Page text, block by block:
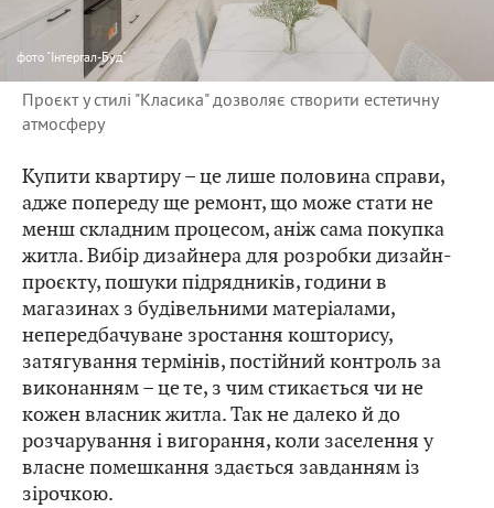
фото "Інтергал-Буд"
Проєкт у стилі "Класика" дозволяє створити естетичну
атмосферу
Купити квартиру – це лише половина справи,
адже попереду ще ремонт, що може стати не
менш складним процесом, аніж сама покупка
житла. Вибір дизайнера для розробки дизайн-
проєкту, пошуки підрядників, години в
магазинах з будівельними матеріалами,
непередбачуване зростання кошторису,
затягування термінів, постійний контроль за
виконанням – це те, з чим стикається чи не
кожен власник житла. Так не далеко й до
розчарування і вигорання, коли заселення у
власне помешкання здається завданням із
зірочкою.